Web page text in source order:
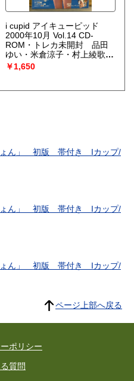
i cupid アイキューピッド
2000年10月 Vol.14 CD-
ROM・トレカ未開封 品田
ゆい・米倉涼子・村上綾歌・
桜井裕美・中根かすみ 他
￥1,650
ょん」 初版 帯付き Iカップ/
ょん」 初版 帯付き Iカップ/
ょん」 初版 帯付き Iカップ/
ページ上部へ戻る
ポリシー
質問